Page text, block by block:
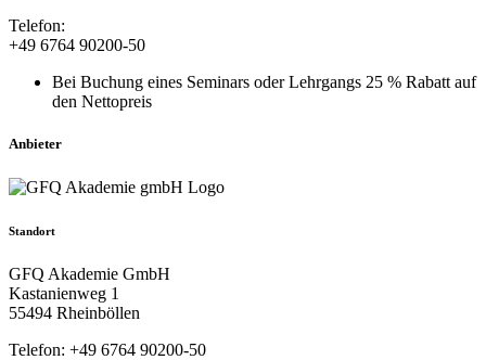
Telefon:
+49 6764 90200-50
Bei Buchung eines Seminars oder Lehrgangs 25 % Rabatt auf
den Nettopreis
Anbieter
Standort
GFQ Akademie GmbH
Kastanienweg 1
55494 Rheinböllen
Telefon: +49 6764 90200-50